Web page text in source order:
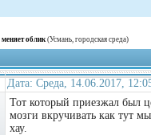
облик (Усмань, городская среда)
Дата: Среда, 14.06.2017,
Тот который приезжал был
мозги вкручивать как тут
хау.